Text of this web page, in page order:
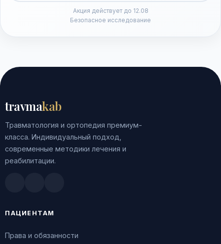
Акция действует до 12.08
Безопасное исследование
travmakab
Травматология и ортопедия премиум-
класса. Индивидуальный подход,
современные методики лечения и
реабилитации.
ПАЦИЕНТАМ
Права и обязанности